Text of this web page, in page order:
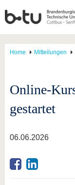
Home Mitteilungen
Online-
gestartet
06.06.2026